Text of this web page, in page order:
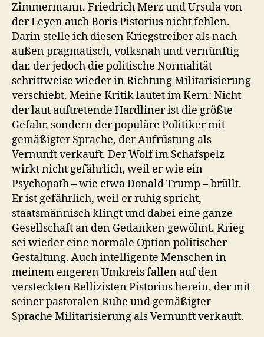
Zimmermann, Friedrich Merz und Ursula von
der Leyen auch Boris Pistorius nicht fehlen.
Darin stelle ich diesen Kriegstreiber als nach
außen pragmatisch, volksnah und vernünftig
dar, der jedoch die politische Normalität
schrittweise wieder in Richtung Militarisierung
verschiebt. Meine Kritik lautet im Kern: Nicht
der laut auftretende Hardliner ist die größte
Gefahr, sondern der populäre Politiker mit
gemäßigter Sprache, der Aufrüstung als
Vernunft verkauft. Der Wolf im Schafspelz
wirkt nicht gefährlich, weil er wie ein
Psychopath – wie etwa Donald Trump – brüllt.
Er ist gefährlich, weil er ruhig spricht,
staatsmännisch klingt und dabei eine ganze
Gesellschaft an den Gedanken gewöhnt, Krieg
sei wieder eine normale Option politischer
Gestaltung. Auch intelligente Menschen in
meinem engeren Umkreis fallen auf den
versteckten Bellizisten Pistorius herein, der mit
seiner pastoralen Ruhe und gemäßigter
Sprache Militarisierung als Vernunft verkauft.